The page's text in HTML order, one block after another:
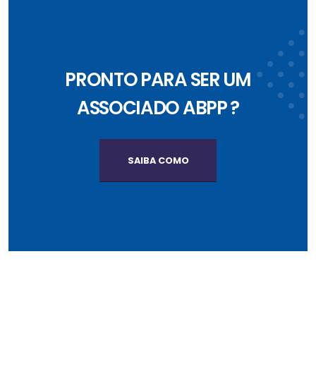
PRONTO PARA SER UM
ASSOCIADO ABPP ?
SAIBA COMO